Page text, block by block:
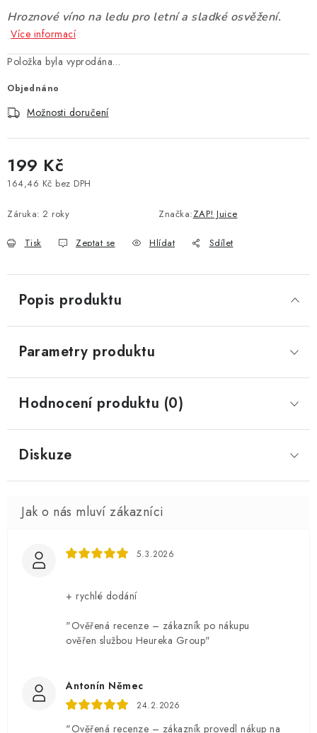
PŘÍSLUŠENSTVÍ
Vše o nákupu Jak reklamovat či vrátit zboží
Kontakty
Prodejny Volná místa
Hroznové víno na ledu pro letní a sladké osvěžení.
Více informací
Položka byla vyprodána…
Objednáno
Možnosti doručení
199 Kč
164,46 Kč bez DPH
Záruka: 2 roky Značka:ZAP! Juice
Tisk Zeptat se Hlídat Sdílet
Popis produktu
Parametry produktu
Hodnocení produktu (0)
Diskuze
5.3.2026
+ rychlé dodání
"Ověřená recenze – zákazník po nákupu
ověřen službou Heureka Group"
Antonín Němec
24.2.2026
"Ověřená recenze – zákazník provedl nákup na